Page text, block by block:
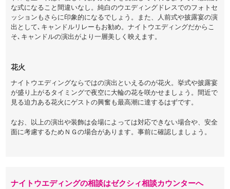
な式になること間違いなし。純白のウエディングドレスでのフォトセ
ッションもさらに印象的になるでしょう。また、人前式や披露宴の演
出として､キャンドルリレーもお勧め。ナイトウエディングだからこ
そ､キャンドルの演出がより一層美しく映えます。
花火
ナイトウエディングならではの演出といえるのが花火。挙式や披露宴
が盛り上がるタイミングで夜空に大輪の花を咲かせましょう。間近で
見る迫力ある花火にゲストの興奮も最高潮に達するはずです。
なお、以上の演出や装飾は会場によっては対応できない場合や、安全
面に考慮するためＮＧの場合があります。事前に確認しましょう。
ナイトウエディングの相談はゼクシィ相談カウンターへ